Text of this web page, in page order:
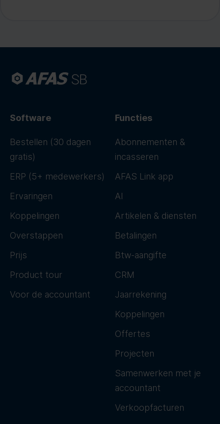
Software
Bestellen (30 dagen
gratis)
ERP (5+ medewerkers)
Ervaringen
Koppelingen
Overstappen
Prijs
Product tour
Voor de accountant
Functies
Abonnementen &
incasseren
AFAS Link app
AI
Artikelen & diensten
Betalingen
Btw-aangifte
CRM
Jaarrekening
Koppelingen
Offertes
Projecten
Samenwerken met je
accountant
Verkoopfacturen